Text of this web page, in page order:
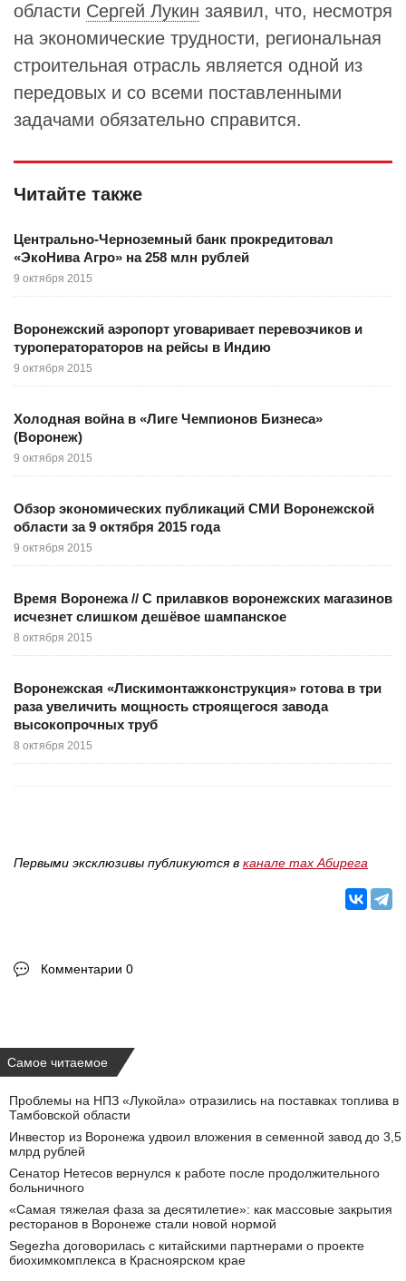
области Сергей Лукин заявил, что, несмотря
на экономические трудности, региональная
строительная отрасль является одной из
передовых и со всеми поставленными
задачами обязательно справится.
Читайте также
Центрально-Черноземный банк прокредитовал
«ЭкоНива Агро» на 258 млн рублей
9 октября 2015
Воронежский аэропорт уговаривает перевозчиков и
туроператораторов на рейсы в Индию
9 октября 2015
Холодная война в «Лиге Чемпионов Бизнеса»
(Воронеж)
9 октября 2015
Обзор экономических публикаций СМИ Воронежской
области за 9 октября 2015 года
9 октября 2015
Время Воронежа // С прилавков воронежских магазинов
исчезнет слишком дешёвое шампанское
8 октября 2015
Воронежская «Лискимонтажконструкция» готова в три
раза увеличить мощность строящегося завода
высокопрочных труб
8 октября 2015
Первыми эксклюзивы публикуются в канале max Абирега
Комментарии 0
Самое читаемое
Проблемы на НПЗ «Лукойла» отразились на поставках топлива в
Тамбовской области
Инвестор из Воронежа удвоил вложения в семенной завод до 3,5
млрд рублей
Сенатор Нетесов вернулся к работе после продолжительного
больничного
«Самая тяжелая фаза за десятилетие»: как массовые закрытия
ресторанов в Воронеже стали новой нормой
Segezha договорилась с китайскими партнерами о проекте
биохимкомплекса в Красноярском крае